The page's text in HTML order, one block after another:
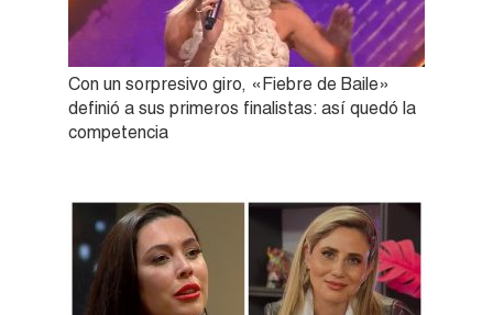
Con un sorpresivo giro, «Fiebre de Baile»
definió a sus primeros finalistas: así quedó la
competencia